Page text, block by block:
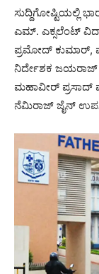
ಸುದ್ದಿಗೋಷ್ಟಿಯಲ್ಲಿ
ಎಮ್. ಎಕ್ಸಲೆಂಟ್
ಪ್ರಮೋದ್
ನಿರ್ದೇಶಕ ಜಯರಾಜ್
ಮಹಾವೀರ್ ಪ್ರಸಾದ್
ನೆಮಿರಾಜ್ ಜೈನ್